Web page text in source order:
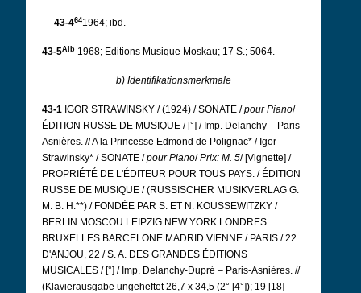
43-4641964; ibd.
43-5Alb 1968; Editions Musique Moskau; 17 S.; 5064.
b) Identifikationsmerkmale
43-1 IGOR STRAWINSKY / (1924) / SONATE /pour Piano/
ÉDITION RUSSE DE MUSIQUE / [°] / Imp. Delanchy – Paris-
Asnières. // A la Princesse Edmond de Polignac* / Igor
Strawinsky* / SONATE /pour Piano/Prix: M. 5/ [Vignette] /
PROPRIÉTÉ DE L'ÉDITEUR POUR TOUS PAYS. / ÉDITION
RUSSE DE MUSIQUE / (RUSSISCHER MUSIKVERLAG G.
M. B. H.**) / FONDÉE PAR S. ET N. KOUSSEWITZKY /
BERLIN MOSCOU LEIPZIG NEW YORK LONDRES
BRUXELLES BARCELONE MADRID VIENNE / PARIS / 22.
D'ANJOU, 22 / S. A. DES GRANDES ÉDITIONS
MUSICALES / [°] / Imp. Delanchy-Dupré – Paris-Asnières. //
(Klavierausgabe ungeheftet 26,7 x 34,5 (2° [4°]); 19 [18]